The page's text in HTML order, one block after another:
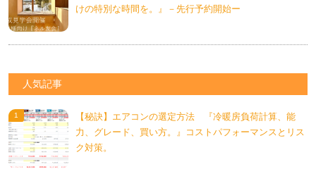
けの特別な時間を。』－先行予約開始ー
人気記事
【秘訣】エアコンの選定方法 『冷暖房負荷計算、能
力、グレード、買い方。』コストパフォーマンスとリス
ク対策。